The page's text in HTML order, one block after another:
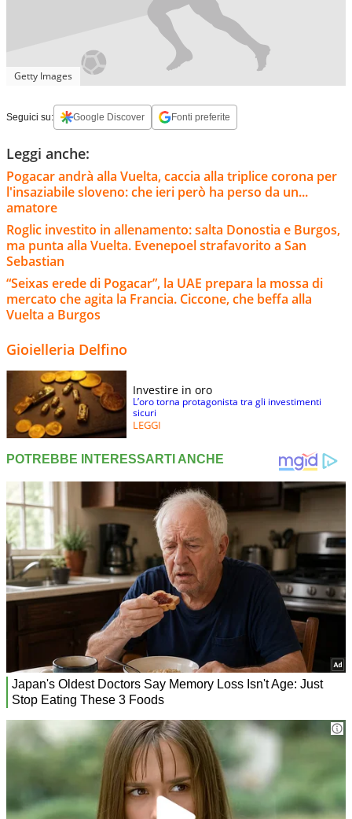
Getty Images
Seguici su: Google Discover Fonti preferite
Leggi anche:
Pogacar andrà alla Vuelta, caccia alla triplice corona per
l'insaziabile sloveno: che ieri però ha perso da un...
amatore
Roglic investito in allenamento: salta Donostia e Burgos,
ma punta alla Vuelta. Evenepoel strafavorito a San
Sebastian
“Seixas erede di Pogacar”, la UAE prepara la mossa di
mercato che agita la Francia. Ciccone, che beffa alla
Vuelta a Burgos
Gioielleria Delfino
Investire in oro
L’oro torna protagonista tra gli investimenti
sicuri
LEGGI